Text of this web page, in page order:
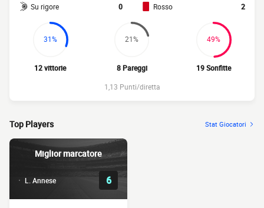
Su rigore 0 Rosso 2
31%
12 vittorie
21%
8 Pareggi
49%
19 Sonfitte
1,13 Punti/diretta
Top Players Stat Giocatori
Miglior marcatore
L. Annese 6